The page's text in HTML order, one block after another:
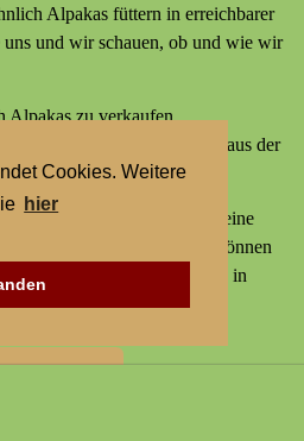
Cookies. Weitere
hier
Alpakas füttern in erreichbarer
und wir schauen, ob und wie wir
Alpakas zu verkaufen,
oder Alpaka-Bettdecken aus der
kleine Geschenke.
mit Alpakas an und keine
einer Alpakawanderung können
erleben und Alpakas füttern in